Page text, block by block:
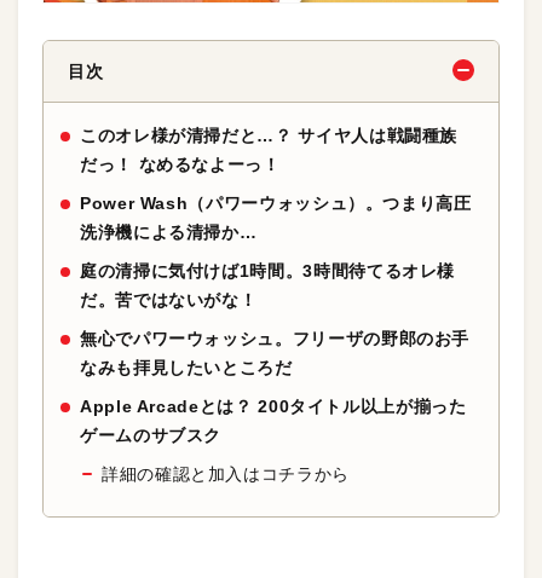
目次
このオレ様が清掃だと…？ サイヤ人は戦闘種族
だっ！ なめるなよーっ！
Power Wash（パワーウォッシュ）。つまり高圧
洗浄機による清掃か…
庭の清掃に気付けば1時間。3時間待てるオレ様
だ。苦ではないがな！
無心でパワーウォッシュ。フリーザの野郎のお手
なみも拝見したいところだ
Apple Arcadeとは？ 200タイトル以上が揃った
ゲームのサブスク
詳細の確認と加入はコチラから